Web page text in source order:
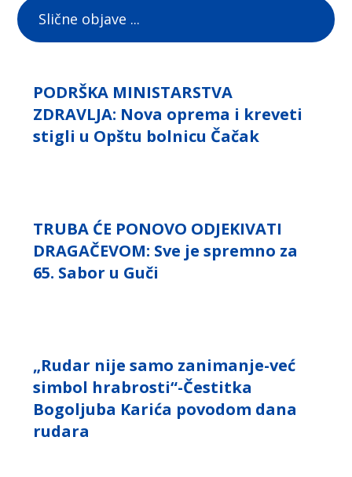
Slične objave ...
PODRŠKA MINISTARSTVA
ZDRAVLJA: Nova oprema i kreveti
stigli u Opštu bolnicu Čačak
TRUBA ĆE PONOVO ODJEKIVATI
DRAGAČEVOM: Sve je spremno za
65. Sabor u Guči
„Rudar nije samo zanimanje-već
simbol hrabrosti“-Čestitka
Bogoljuba Karića povodom dana
rudara